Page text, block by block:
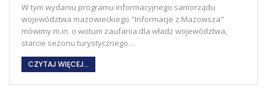
W tym wydaniu programu informacyjnego samorządu
województwa mazowieckiego "Informacje z Mazowsza"
mówimy m.in. o wotum zaufania dla władz województwa,
starcie sezonu turystycznego…
CZYTAJ WIĘCEJ...